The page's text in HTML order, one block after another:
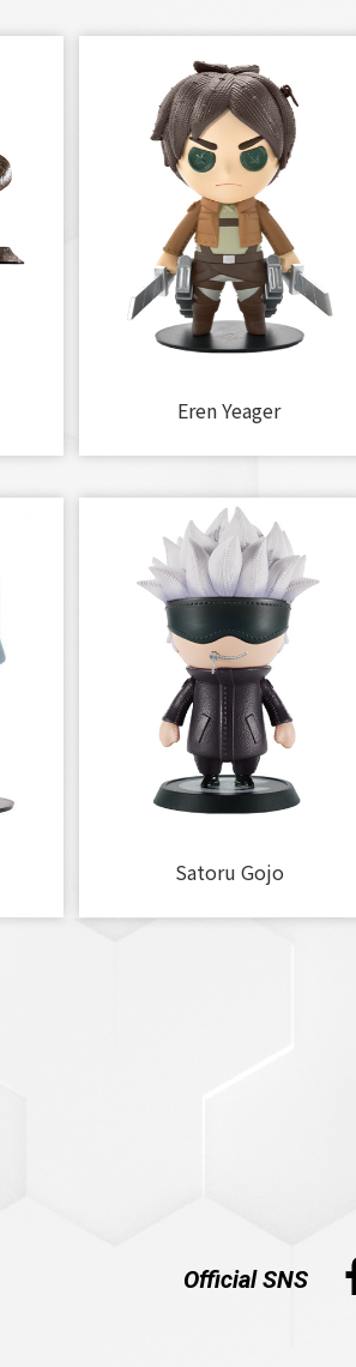
Eren Yeager
Satoru Gojo
Official SNS